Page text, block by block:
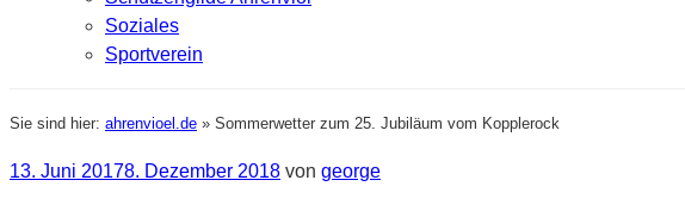
Soziales
Sportverein
Sie sind hier: ahrenvioel.de » Sommerwetter zum 25. Jubiläum vom Kopplerock
Veröffentlicht
13. Juni 20178. Dezember 2018 von george